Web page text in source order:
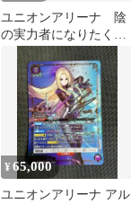
ユニオンアリーナ 陰
の実力者になりたく
て！ デルタ Uパラ
レル 他SR
¥65,000
ユニオンアリーナ アル